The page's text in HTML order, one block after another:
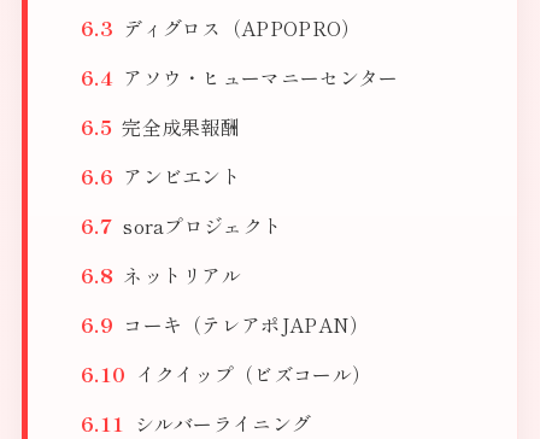
ディグロス（APPOPRO）
アソウ・ヒューマニーセンター
完全成果報酬
アンビエント
soraプロジェクト
ネットリアル
コーキ（テレアポJAPAN）
イクイップ（ビズコール）
シルバーライニング